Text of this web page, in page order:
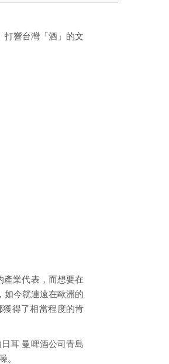
打響台灣「酒」的文
業代表，而想要在
如今就連遠在歐洲的
得了相當程度的肯
耳 曼啤酒公司青島
。